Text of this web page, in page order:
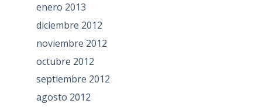
enero 2013
diciembre 2012
noviembre 2012
octubre 2012
septiembre 2012
agosto 2012